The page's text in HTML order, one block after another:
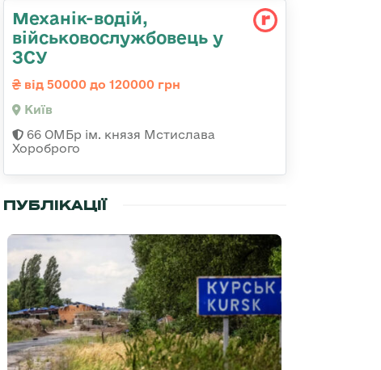
Механік-водій,
військовослужбовець у
ЗСУ
від 50000 до 120000 грн
Київ
66 ОМБр ім. князя Мстислава
Хороброго
ПУБЛІКАЦІЇ